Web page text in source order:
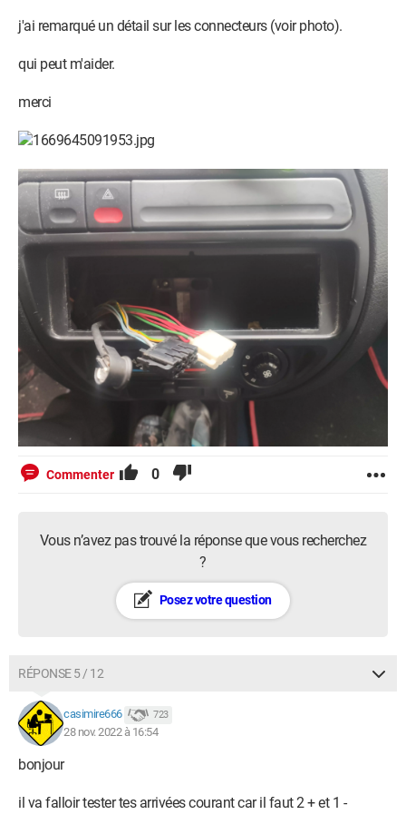
j'ai remarqué un détail sur les connecteurs (voir photo).
qui peut m'aider.
merci
Commenter 0
Vous n’avez pas trouvé la réponse que vous recherchez
?
Posez votre question
RÉPONSE 5 / 12
casimire666 723
28 nov. 2022 à 16:54
bonjour
il va falloir tester tes arrivées courant car il faut 2 + et 1 -